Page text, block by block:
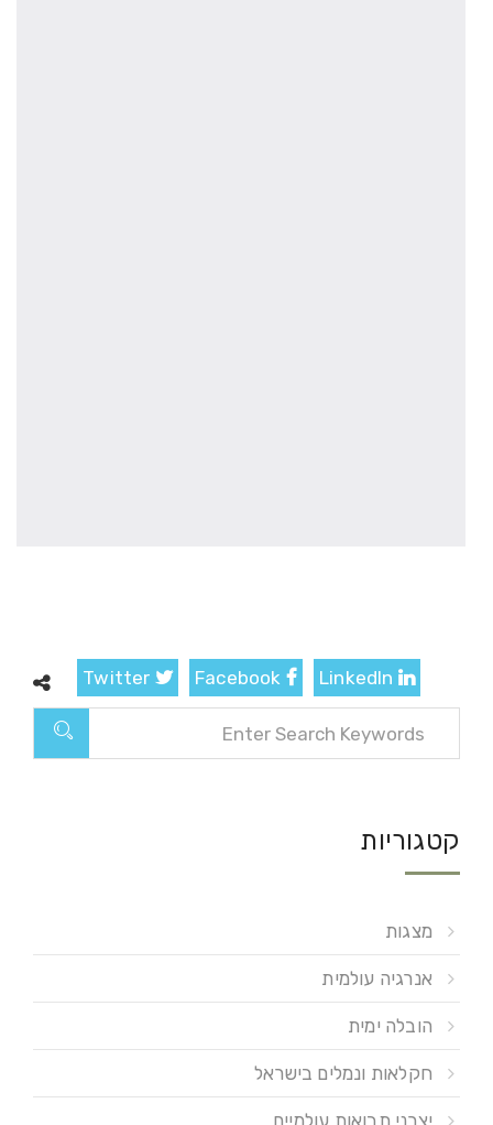
קטגוריות
מצגות
אנרגיה עולמית
הובלה ימית
חקלאות ונמלים בישראל